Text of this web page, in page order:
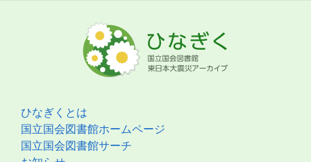
ひなぎくとは
国立国会図書館ホームページ
国立国会図書館サーチ